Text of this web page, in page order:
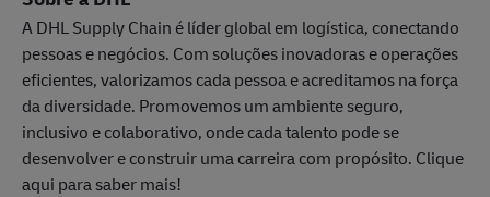
A DHL Supply Chain é líder global em logística, conectando
pessoas e negócios. Com soluções inovadoras e operações
eficientes, valorizamos cada pessoa e acreditamos na força
da diversidade. Promovemos um ambiente seguro,
inclusivo e colaborativo, onde cada talento pode se
desenvolver e construir uma carreira com propósito. Clique
aqui para saber mais!